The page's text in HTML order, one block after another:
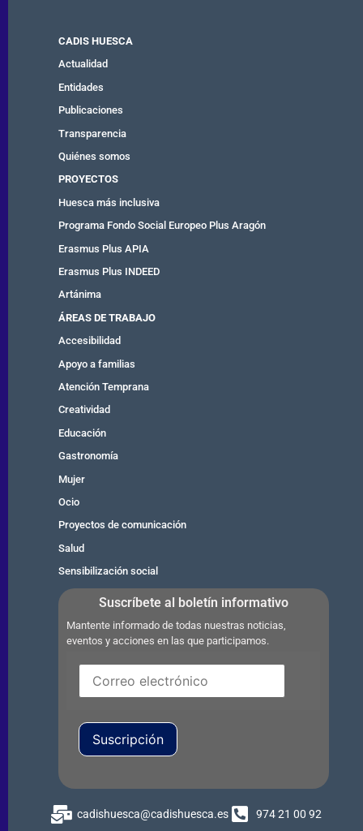
CADIS HUESCA
Actualidad
Entidades
Publicaciones
Transparencia
Quiénes somos
PROYECTOS
Huesca más inclusiva
Programa Fondo Social Europeo Plus Aragón
Erasmus Plus APIA
Erasmus Plus INDEED
Artánima
ÁREAS DE TRABAJO
Accesibilidad
Apoyo a familias
Atención Temprana
Creatividad
Educación
Gastronomía
Mujer
Ocio
Proyectos de comunicación
Salud
Sensibilización social
Suscríbete al boletín informativo
Mantente informado de todas nuestras noticias,
eventos y acciones en las que participamos.
Suscripción
cadishuesca@cadishuesca.es 974 21 00 92